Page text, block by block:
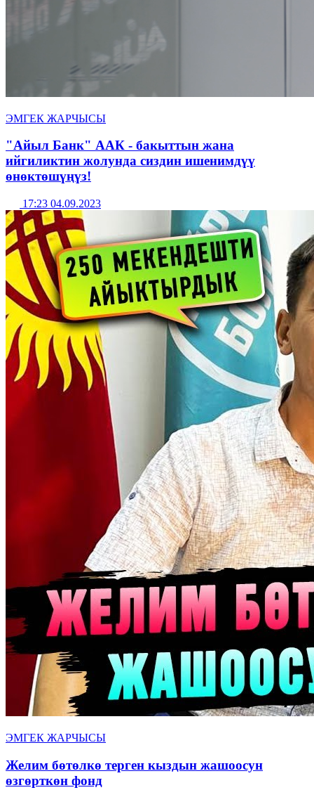
ЭМГЕК ЖАРЧЫСЫ
"Айыл Банк" ААК - бакыттын жана
ийгиликтин жолунда сиздин ишенимдүү
өнөктөшүңүз!
17:23 04.09.2023
ЭМГЕК ЖАРЧЫСЫ
Желим бөтөлкө терген кыздын жашоосун
өзгөрткөн фонд